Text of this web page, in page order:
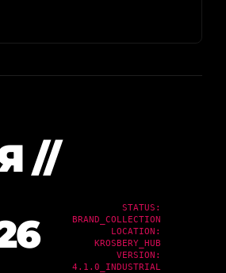
//
STATUS:
BRAND_COLLECTION
LOCATION:
KROSBERY_HUB
VERSION:
4.1.0_INDUSTRIAL